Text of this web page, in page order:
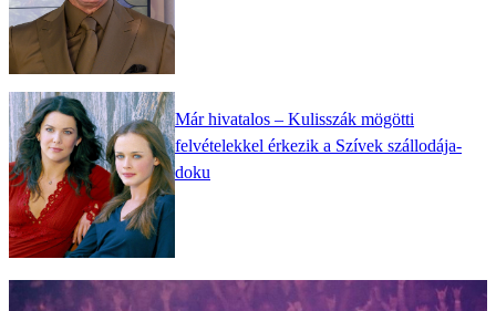
Már hivatalos – Kulisszák mögötti
felvételekkel érkezik a Szívek szállodája-
doku